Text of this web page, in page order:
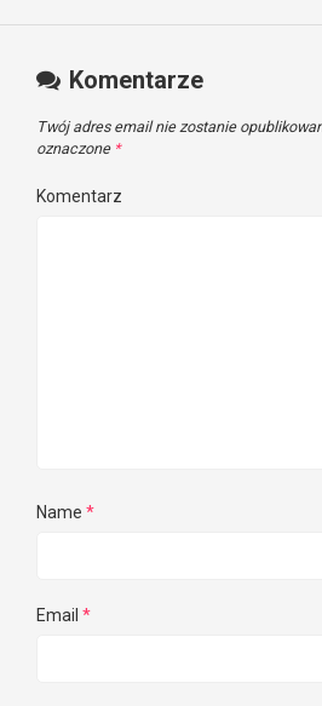
Komentarze
Twój adres email nie zostanie
oznaczone *
Komentarz
Name *
Email *